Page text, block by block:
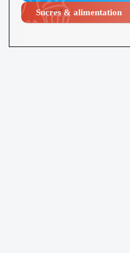
Sucres & alimentation​